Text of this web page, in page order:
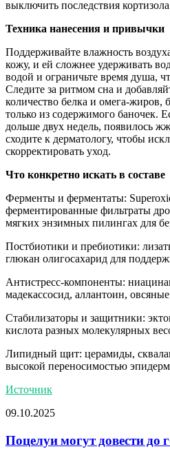
Техника нанесения и привычки
Поддерживайте влажность
кожу, и ей сложнее удерживать
водой и ограничьте время душа,
Следите за ритмом сна и
количество белка и омега-жиров,
только из содержимого баночек.
дольше двух недель, появилось
сходите к дерматологу, чтобы
скорректировать уход.
Что конкретно искать в составе
Ферменты и ферментаты:
ферментированные фильтраты
мягких энзимных пилингах для
Постбиотики и пребиотики:
глюкан олигосахарид для
Антистресс-компоненты:
мадекассосид, аллантоин,
Стабилизаторы и защитники:
кислота разных молекулярных
Липидный щит: церамиды,
высокой переносимостью
Источник
09.10.2025
Поцелуи могут довести до